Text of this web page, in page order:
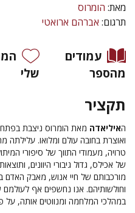
מאת: הומרוס
תרגום: אברהם ארואטי
עמודים
מהספר
שלי
תקציר
האיליאדה מאת הומרוס ניצבת
ואוצרת בחובה עולם ומלואו.
טרויה, מעמודי התווך של סיפורי
של אכילס, גדול גיבורי היוונים,
מורכבותם של חיי אנוש, מאבק האדם
וחולשותיהם. אנו נחשפים אף
במהלכי המלחמה ומנווטים אותה, על